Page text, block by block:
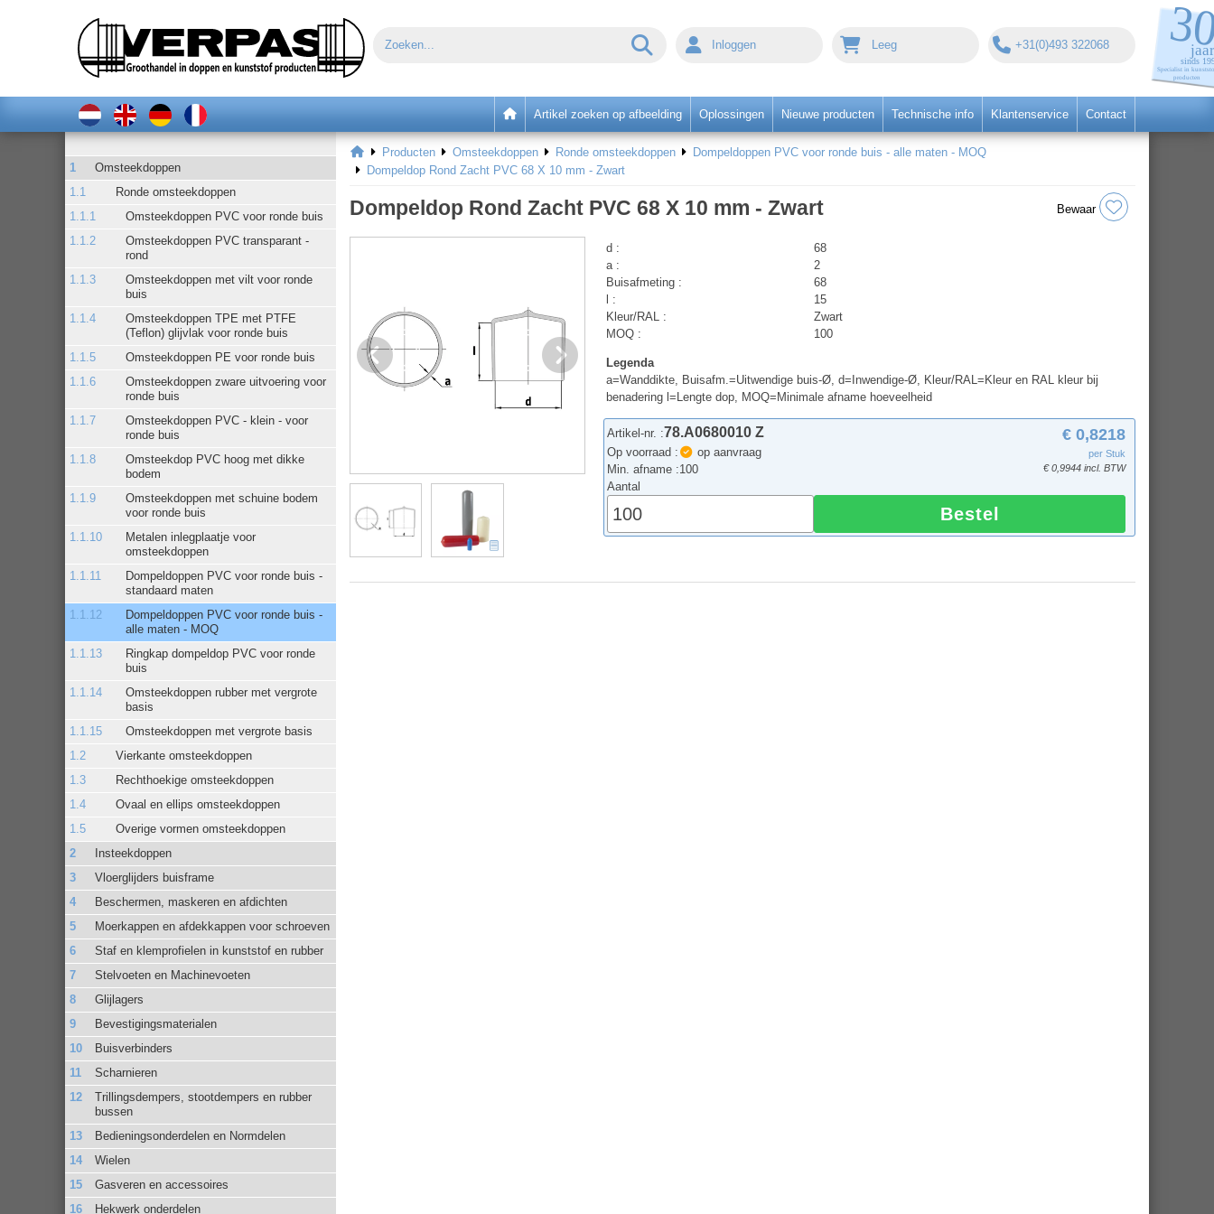
Inloggen Leeg +31(0)493 322068
Artikel zoeken op afbeelding Oplossingen Nieuwe producten Technische info Klantenservice Contact
Omsteekdoppen
Ronde omsteekdoppen
Omsteekdoppen PVC voor ronde buis
Omsteekdoppen PVC transparant -
rond
Omsteekdoppen met vilt voor ronde
buis
Omsteekdoppen TPE met PTFE
(Teflon) glijvlak voor ronde buis
Omsteekdoppen PE voor ronde buis
Omsteekdoppen zware uitvoering voor
ronde buis
Omsteekdoppen PVC - klein - voor
ronde buis
Omsteekdop PVC hoog met dikke
bodem
Omsteekdoppen met schuine bodem
voor ronde buis
Metalen inlegplaatje voor
omsteekdoppen
Dompeldoppen PVC voor ronde buis -
standaard maten
Dompeldoppen PVC voor ronde buis -
alle maten - MOQ
Ringkap dompeldop PVC voor ronde
buis
Omsteekdoppen rubber met vergrote
basis
Omsteekdoppen met vergrote basis
Vierkante omsteekdoppen
Rechthoekige omsteekdoppen
Ovaal en ellips omsteekdoppen
Overige vormen omsteekdoppen
Insteekdoppen
Vloerglijders buisframe
Beschermen, maskeren en afdichten
Moerkappen en afdekkappen voor schroeven
Staf en klemprofielen in kunststof en rubber
Stelvoeten en Machinevoeten
Glijlagers
Bevestigingsmaterialen
Buisverbinders
Scharnieren
Trillingsdempers, stootdempers en rubber
bussen
Bedieningsonderdelen en Normdelen
Wielen
Gasveren en accessoires
Hekwerk onderdelen
Producten Omsteekdoppen Ronde omsteekdoppen
Dompeldoppen PVC voor ronde buis - alle maten - MOQ
Dompeldop Rond Zacht PVC 68 X 10 mm - Zwart
Dompeldop Rond Zacht PVC 68 X 10 mm - Zwart Bewaar
d :
68
a :
2
Buisafmeting :
68
l :
15
Kleur/RAL :
Zwart
MOQ :
100
Legenda
a=Wanddikte, Buisafm.=Uitwendige buis-Ø, d=Inwendige-Ø, Kleur/RAL=Kleur en RAL kleur bij
benadering l=Lengte dop, MOQ=Minimale afname hoeveelheid
Artikel-nr. :78.A0680010 Z
Op voorraad :
op aanvraag
Min. afname :100
€ 0,8218
per Stuk
€ 0,9944 incl. BTW
Aantal
Bestel